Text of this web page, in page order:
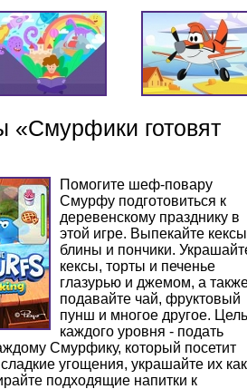
«Смурфики готовят
Помогите шеф-повару
Смурфу подготовиться к
деревенскому празднику в
этой игре. Выпекайте
блины и пончики.
кексы, торты и печенье
глазурью и джемом, а
подавайте чай, фруктовый
пунш и многое другое. Цель
каждого уровня - подать
Смурфику, который посетит
угощения, украшайте их как
подходящие напитки к